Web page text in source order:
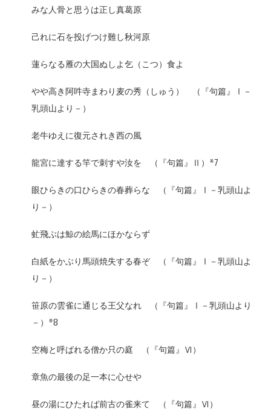
みな人骨と思うは正し真葛原
己れに石を投げつけ難し秋河原
蓮らなる雁の大国ぬしよ乞（こつ）食よ
やや高き阿吽寺まわり麦の秀（しゅう） （『句篇』Ⅰ－
乳頭山より－）
老牛ゆえに復元されき西の風
龍宮に達する竿で刺すや汝を （『句篇』Ⅱ）*7
眼ひらきの口ひらきの春葬らな （『句篇』Ⅰ－乳頭山よ
り－）
虻飛ぶは鯨の絵馬にほかならず
白紙をかぶり馬頭焼失する春ぞ （『句篇』Ⅰ－乳頭山よ
り－）
笹原の雲雀に通じる王父なれ （『句篇』Ⅰ－乳頭山より
－）*8
空梅と呼ばれる僧か只の庭 （『句篇』Ⅵ）
章魚の最後の足一本に心せや
昼の湯にひたれば前古の雀来て （『句篇』Ⅵ）